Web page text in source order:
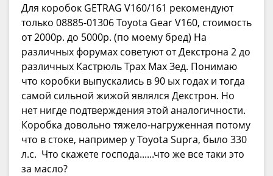
Для коробок GETRAG V160/161 рекомендуют
только 08885-01306 Toyota Gear V160, стоимость
от 2000р. до 5000р. (по моему бред) На
различных форумах советуют от Декстрона 2 до
различных Кастрюль Трах Мах Зед. Понимаю
что коробки выпускались в 90 ых годах и тогда
самой сильной жижой являлся Декстрон. Но
нет нигде подтверждения этой аналогичности.
Коробка довольно тяжело-нагруженная потому
что в стоке, например у Toyota Supra, было 330
л.с. Что скажете господа......что же все таки это
за масло?